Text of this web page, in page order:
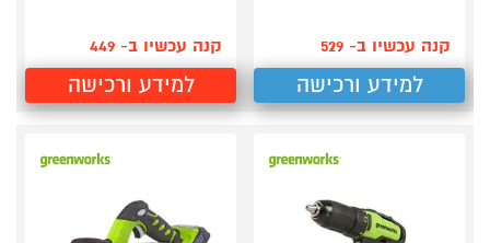
קנה עכשיו ב- 529
למידע ורכישה
קנה עכשיו ב- 449
למידע ורכישה